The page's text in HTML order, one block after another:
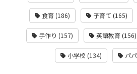
食育 (186) 子育て (165)
手作り (157) 英語教育 (156)
小学校 (134) パ